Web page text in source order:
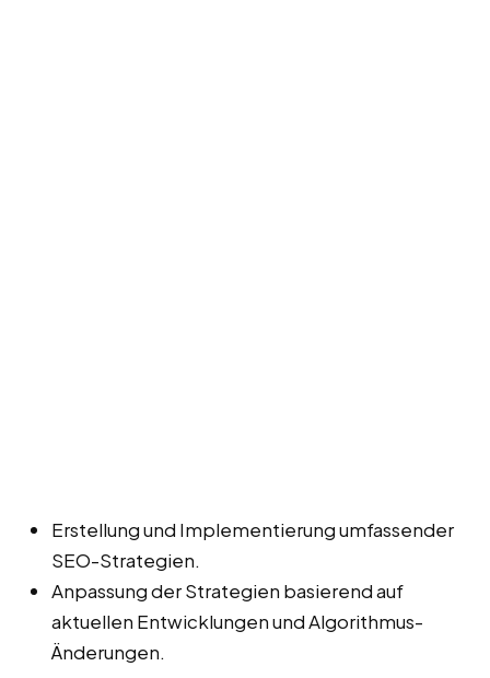
Erstellung und Implementierung umfassender
SEO-Strategien.
Anpassung der Strategien basierend auf
aktuellen Entwicklungen und Algorithmus-
Änderungen.